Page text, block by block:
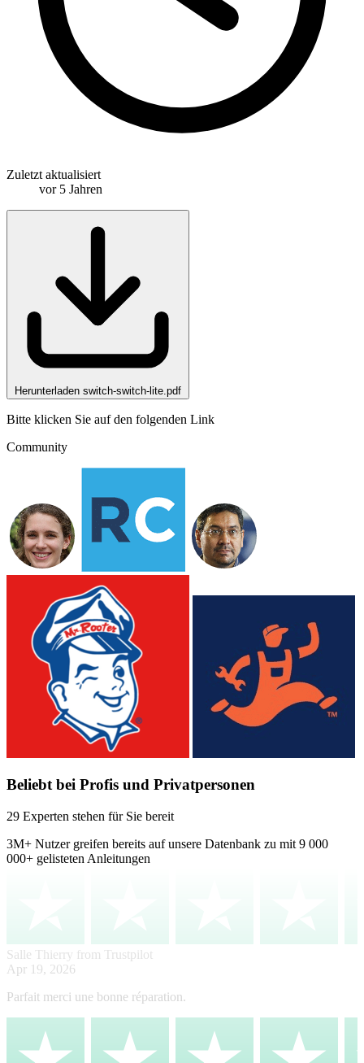
Zuletzt aktualisiert
vor 5 Jahren
Herunterladen switch-switch-lite.pdf
Bitte klicken Sie auf den folgenden Link
Community
Beliebt bei Profis und Privatpersonen
29 Experten stehen für Sie bereit
3M+ Nutzer greifen bereits auf unsere Datenbank zu mit 9 000
000+ gelisteten Anleitungen
Salle Thierry from Trustpilot
Apr 19, 2026
Parfait merci une bonne réparation.